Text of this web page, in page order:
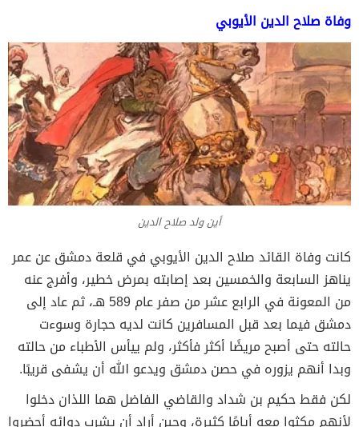
وفاة صلاح الدين الأيوبي
أين ولد صلاح الدين
كانت وفاة القائد صلاح الدين الأيوبي في قلعة دمشق عن عمر
يناهز السابعة والخمسين بعد إصابته بمرض خطير، وأفرج عنه
من المعونة في الرابع عشر من صفر عام 589 هـ، ثم عاد إلى
دمشق فيما بعد قبل المسافرين كانت لديه حجارة وسوءت
حالته حتى أصبح مريضًا أكثر فأكثر، ولم ييأس الأطباء من حالته
وبدا أنهم يزوره في حصن دمشق ويدعو الله أن يشفى قريبًا.
لكن فقط حكيم بن شداد والقاضي الفاضل هما اللذان دخلوا
لأنهم مكثوا معه أيامًا كثيرة، وحين أراد أن يشرب دوائه أحضروا